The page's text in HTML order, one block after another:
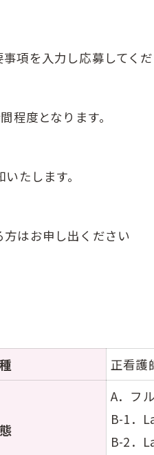
事項を入力し応募してく
程度となります。
たします。
はお申し出ください
正看護
A．フ
B-1．
B-2．